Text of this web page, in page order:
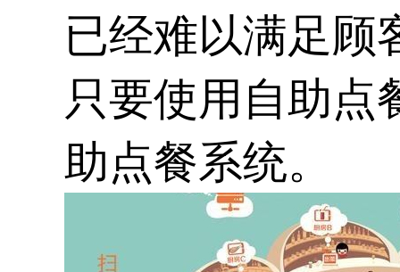
已经难以满足顾
只要使用自助点
助点餐系统。